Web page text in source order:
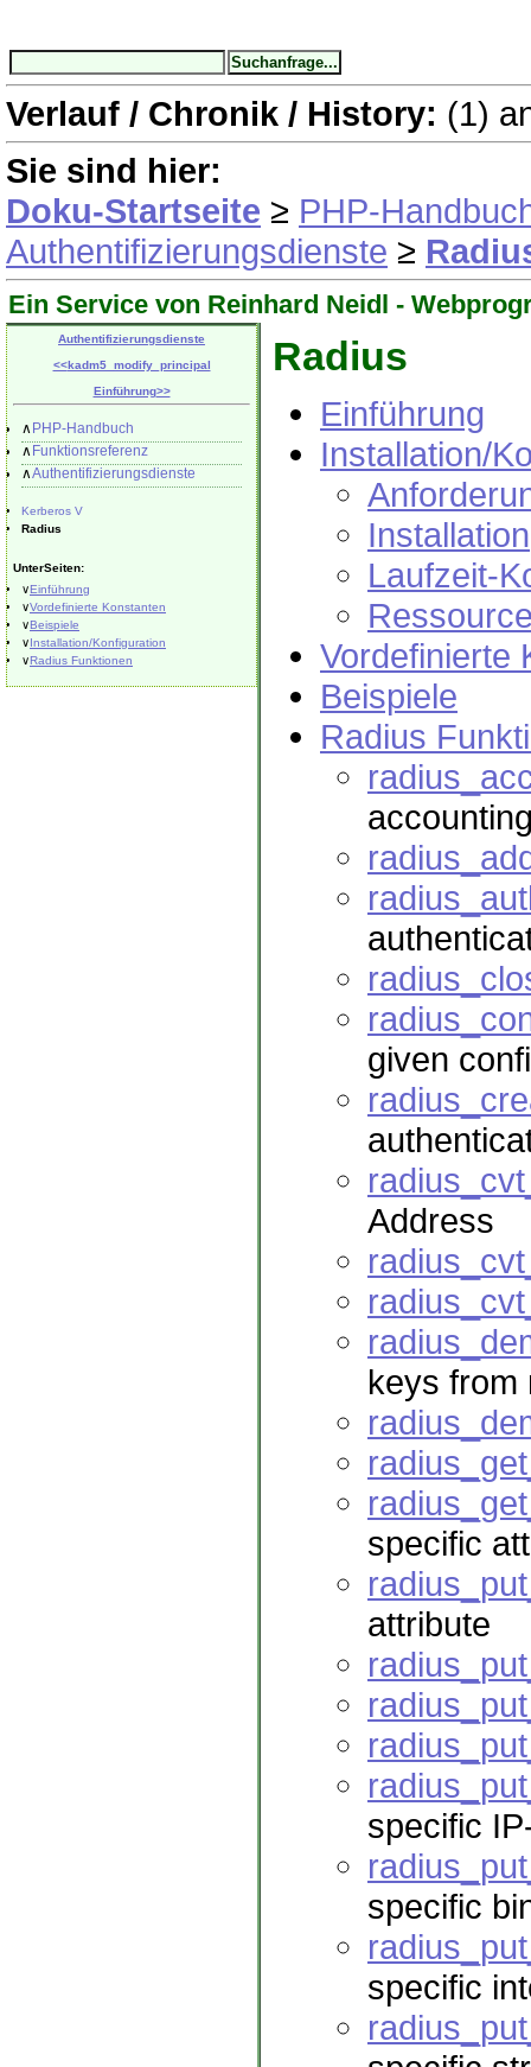
Verlauf / Chronik / History: (1)
Sie sind hier:
Doku-Startseite ≥ PHP-
Authentifizierungsdienste ≥
Ein Service von Reinhard Neidl -
Authentifizierungsdienste
<<kadm5_modify_principal
Einführung>>
∧ PHP-Handbuch
∧ Funktionsreferenz
∧Authentifizierungsdienste
Kerberos V
Radius
UnterSeiten:
∨Einführung
∨Vordefinierte Konstanten
∨Beispiele
∨Installation/Konfiguration
∨Radius Funktionen
Radius
Einführung
Installation/
Installation
Laufzeit-
Vordefinierte
Beispiele
Radius
given
Address
keys from
specific
attribute
specific
specific
specific